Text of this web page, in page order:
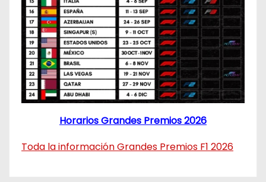
Horarios Grandes Premios 2026
Toda la información Grandes Premios F1 2026